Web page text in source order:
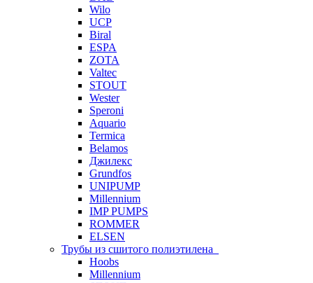
Wilo
UCP
Biral
ESPA
ZOTA
Valtec
STOUT
Wester
Speroni
Aquario
Termica
Belamos
Джилекс
Grundfos
UNIPUMP
Millennium
IMP PUMPS
ROMMER
ELSEN
Трубы из сшитого полиэтилена
Hoobs
Millennium